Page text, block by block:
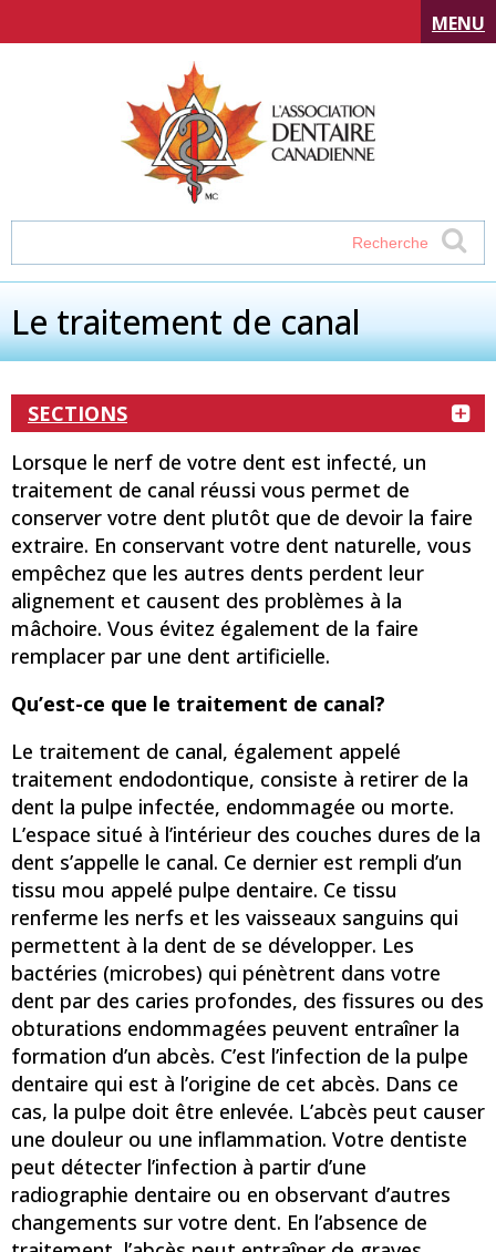
MENU
Le traitement de canal
SECTIONS
Lorsque le nerf de votre dent est infecté, un
traitement de canal réussi vous permet de
conserver votre dent plutôt que de devoir la faire
extraire. En conservant votre dent naturelle, vous
empêchez que les autres dents perdent leur
alignement et causent des problèmes à la
mâchoire. Vous évitez également de la faire
remplacer par une dent artificielle.
Qu’est-ce que le traitement de canal?
Le traitement de canal, également appelé
traitement endodontique, consiste à retirer de la
dent la pulpe infectée, endommagée ou morte.
L’espace situé à l’intérieur des couches dures de la
dent s’appelle le canal. Ce dernier est rempli d’un
tissu mou appelé pulpe dentaire. Ce tissu
renferme les nerfs et les vaisseaux sanguins qui
permettent à la dent de se développer. Les
bactéries (microbes) qui pénètrent dans votre
dent par des caries profondes, des fissures ou des
obturations endommagées peuvent entraîner la
formation d’un abcès. C’est l’infection de la pulpe
dentaire qui est à l’origine de cet abcès. Dans ce
cas, la pulpe doit être enlevée. L’abcès peut causer
une douleur ou une inflammation. Votre dentiste
peut détecter l’infection à partir d’une
radiographie dentaire ou en observant d’autres
changements sur votre dent. En l’absence de